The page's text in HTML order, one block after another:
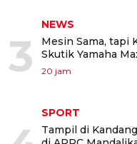
3
NEWS
Mesin Sama, tapi
Skutik Yamaha
20 jam
SPORT
Tampil di